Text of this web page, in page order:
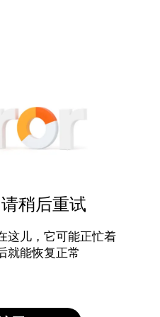
稍后重试
这儿，它可能正忙着
就能恢复正常